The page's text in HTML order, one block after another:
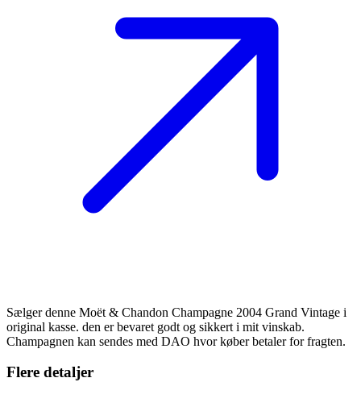
Sælger denne Moët & Chandon Champagne 2004 Grand Vintage i
original kasse. den er bevaret godt og sikkert i mit vinskab.
Champagnen kan sendes med DAO hvor køber betaler for fragten.
Flere detaljer